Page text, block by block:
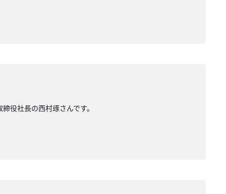
役社長の西村琢さんです。